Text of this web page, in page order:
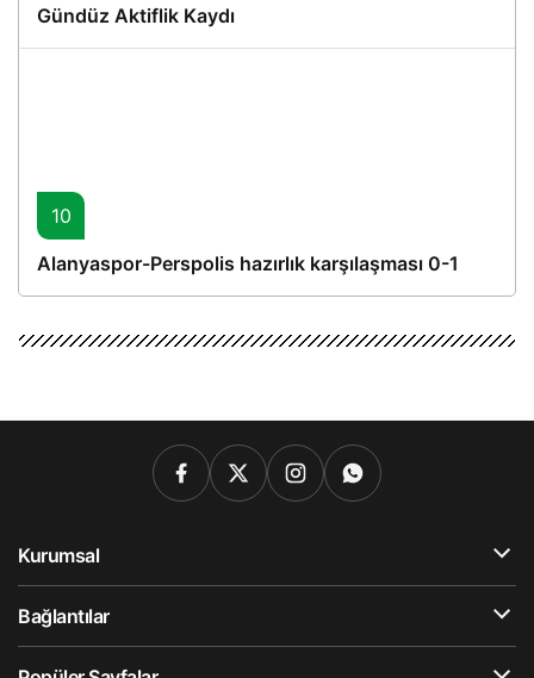
Gündüz Aktiflik Kaydı
10
Alanyaspor-Perspolis hazırlık karşılaşması 0-1
Kurumsal
Bağlantılar